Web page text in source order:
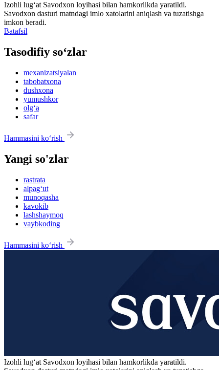
Izohli lugʻat Savodxon loyihasi bilan hamkorlikda yaratildi.
Savodxon dasturi matndagi imlo xatolarini aniqlash va tuzatishga
imkon beradi.
Batafsil
Tasodifiy so‘zlar
mexanizatsiyalan
tabobatxona
dushxona
yumushkor
olg‘a
safar
Hammasini ko‘rish
Yangi so'zlar
rastrata
alpag‘ut
munoqasha
kavokib
lashshaymoq
vaybkoding
Hammasini ko‘rish
Izohli lugʻat Savodxon loyihasi bilan hamkorlikda yaratildi.